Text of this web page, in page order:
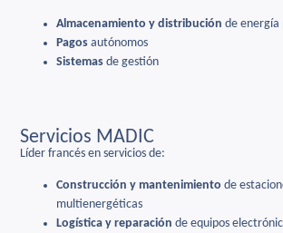
Almacenamiento y distribución de energía
Pagos autónomos
Sistemas de gestión
Servicios MADIC
Líder francés en servicios de:
Construcción y mantenimiento de
multienergéticas
Logística yreparación de equipos